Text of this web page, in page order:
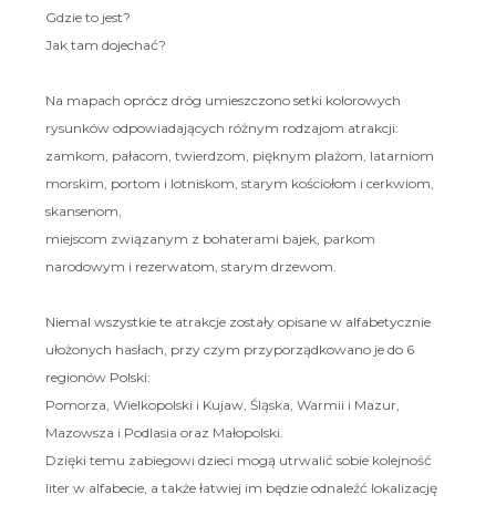
Gdzie to jest?
Jak tam dojechać?
Na mapach oprócz dróg umieszczono setki kolorowych
rysunków odpowiadających różnym rodzajom atrakcji:
zamkom, pałacom, twierdzom, pięknym plażom, latarniom
morskim, portom i lotniskom, starym kościołom i cerkwiom,
skansenom,
miejscom związanym z bohaterami bajek, parkom
narodowym i rezerwatom, starym drzewom.
Niemal wszystkie te atrakcje zostały opisane w alfabetycznie
ułożonych hasłach, przy czym przyporządkowano je do 6
regionów Polski:
Pomorza, Wielkopolski i Kujaw, Śląska, Warmii i Mazur,
Mazowsza i Podlasia oraz Małopolski.
Dzięki temu zabiegowi dzieci mogą utrwalić sobie kolejność
liter w alfabecie, a także łatwiej im będzie odnaleźć lokalizację